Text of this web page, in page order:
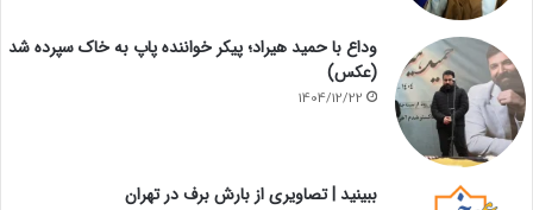
وداع با حمید هیراد؛ پیکر خواننده پاپ به خاک سپرده شد
(عکس)
1404/12/22
ببینید | تصاویری از بارش برف در تهران